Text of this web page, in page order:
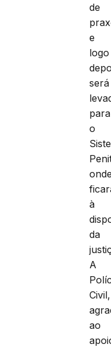
de
e
logo
será
para
o
à
da
A
Civil,
ao